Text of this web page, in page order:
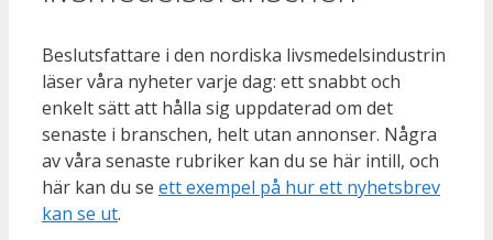
Beslutsfattare i den nordiska livsmedelsindustrin
läser våra nyheter varje dag: ett snabbt och
enkelt sätt att hålla sig uppdaterad om det
senaste i branschen, helt utan annonser. Några
av våra senaste rubriker kan du se här intill, och
här kan du se ett exempel på hur ett nyhetsbrev
kan se ut.